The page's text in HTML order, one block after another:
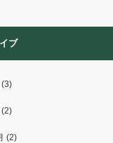
ブ
(3)
(2)
(2)